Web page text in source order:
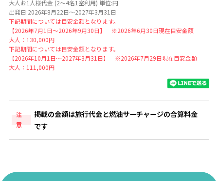
大人お1人様代金 (2～4名1室利用) 単位:円
出発日:2026年8月22日～2027年3月31日
下記期間については目安金額となります。
【2026年7月1日～2026年9月30日】 ※2026年6月30日現在目安金額
大人：130,000円
下記期間については目安金額となります。
【2026年10月1日～2027年3月31日】 ※2026年7月29日現在目安金額
大人：111,000円
注
意
掲載の金額は旅行代金と燃油サーチャージの合算料金
です